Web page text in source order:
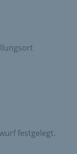
festgelegt.